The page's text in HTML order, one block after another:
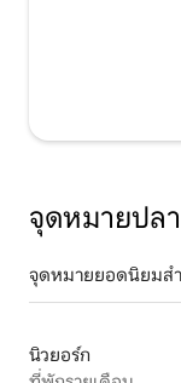
จุดหมายปล
จุดหมายยอดนิยมส
นิวยอร์ก